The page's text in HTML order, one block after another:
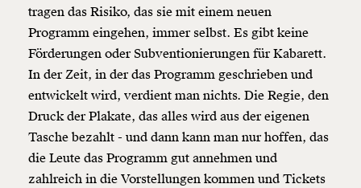
tragen das Risiko, das sie mit einem neuen
Programm eingehen, immer selbst. Es gibt keine
Förderungen oder Subventionierungen für Kabarett.
In der Zeit, in der das Programm geschrieben und
entwickelt wird, verdient man nichts. Die Regie, den
Druck der Plakate, das alles wird aus der eigenen
Tasche bezahlt - und dann kann man nur hoffen, das
die Leute das Programm gut annehmen und
zahlreich in die Vorstellungen kommen und Tickets